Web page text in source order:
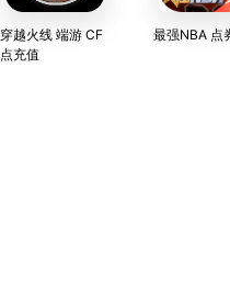
穿越火线 端游 CF
点充值
最强NBA 点